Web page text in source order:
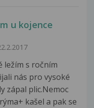
u kojence
ležím s ročním
nás pro vysoké
zápal plic.Nemoc
kašel a pak se